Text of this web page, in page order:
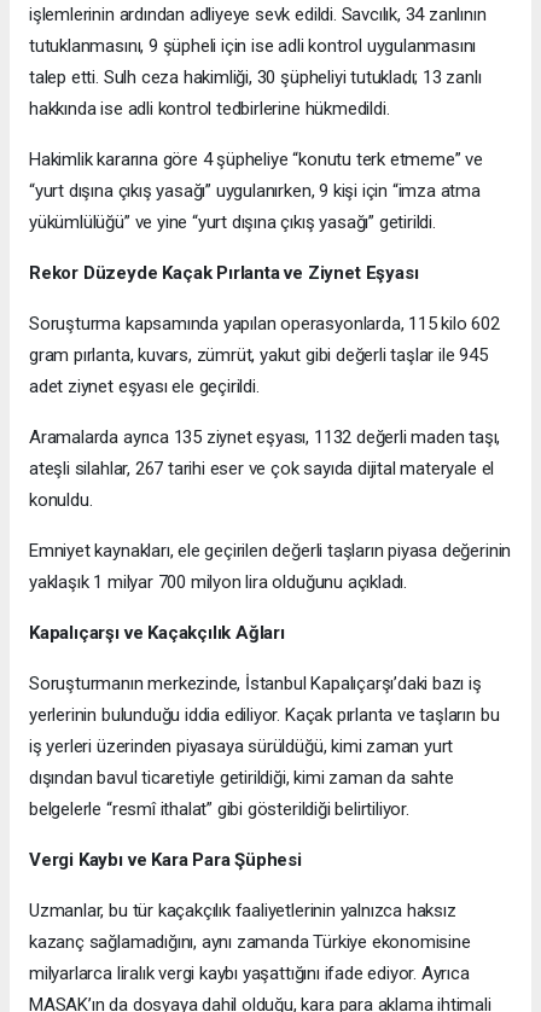
işlemlerinin ardından adliyeye sevk edildi. Savcılık, 34 zanlının
tutuklanmasını, 9 şüpheli için ise adli kontrol uygulanmasını
talep etti. Sulh ceza hakimliği, 30 şüpheliyi tutukladı; 13 zanlı
hakkında ise adli kontrol tedbirlerine hükmedildi.
Hakimlik kararına göre 4 şüpheliye “konutu terk etmeme” ve
“yurt dışına çıkış yasağı” uygulanırken, 9 kişi için “imza atma
yükümlülüğü” ve yine “yurt dışına çıkış yasağı” getirildi.
Rekor Düzeyde Kaçak Pırlanta ve Ziynet Eşyası
Soruşturma kapsamında yapılan operasyonlarda, 115 kilo 602
gram pırlanta, kuvars, zümrüt, yakut gibi değerli taşlar ile 945
adet ziynet eşyası ele geçirildi.
Aramalarda ayrıca 135 ziynet eşyası, 1132 değerli maden taşı,
ateşli silahlar, 267 tarihi eser ve çok sayıda dijital materyale el
konuldu.
Emniyet kaynakları, ele geçirilen değerli taşların piyasa değerinin
yaklaşık 1 milyar 700 milyon lira olduğunu açıkladı.
Kapalıçarşı ve Kaçakçılık Ağları
Soruşturmanın merkezinde, İstanbul Kapalıçarşı’daki bazı iş
yerlerinin bulunduğu iddia ediliyor. Kaçak pırlanta ve taşların bu
iş yerleri üzerinden piyasaya sürüldüğü, kimi zaman yurt
dışından bavul ticaretiyle getirildiği, kimi zaman da sahte
belgelerle “resmî ithalat” gibi gösterildiği belirtiliyor.
Vergi Kaybı ve Kara Para Şüphesi
Uzmanlar, bu tür kaçakçılık faaliyetlerinin yalnızca haksız
kazanç sağlamadığını, aynı zamanda Türkiye ekonomisine
milyarlarca liralık vergi kaybı yaşattığını ifade ediyor. Ayrıca
MASAK’ın da dosyaya dahil olduğu, kara para aklama ihtimali